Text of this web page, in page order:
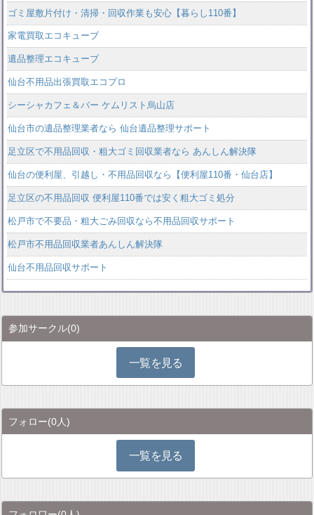
ゴミ屋敷片付け・清掃・回収作業も安心【暮らし110番】
家電買取エコキューブ
遺品整理エコキューブ
仙台不用品出張買取エコプロ
シーシャカフェ＆バー ケムリスト烏山店
仙台市の遺品整理業者なら 仙台遺品整理サポート
足立区で不用品回収・粗大ゴミ回収業者なら あんしん解決隊
仙台の便利屋、引越し・不用品回収なら【便利屋110番・仙台店】
足立区の不用品回収 便利屋110番では安く粗大ゴミ処分
松戸市で不要品・粗大ごみ回収なら不用品回収サポート
松戸市不用品回収業者あんしん解決隊
仙台不用品回収サポート
参加サークル(0)
一覧を見る
フォロー(0人)
一覧を見る